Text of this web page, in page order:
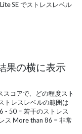
SE でストレスレベル
果の横に表示
スコアで、どの程度スト
トレスレベルの範囲は
- 50 = 若干のストレス
ス More than 86 = 非常